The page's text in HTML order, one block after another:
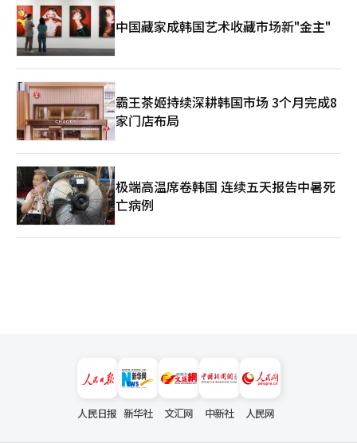
中国藏家成韩国艺术收藏市场新"金主"
霸王茶姬持续深耕韩国市场 3个月完成8
家门店布局
极端高温席卷韩国 连续五天报告中暑死
亡病例
人民日报 新华社 文汇网 中新社 人民网